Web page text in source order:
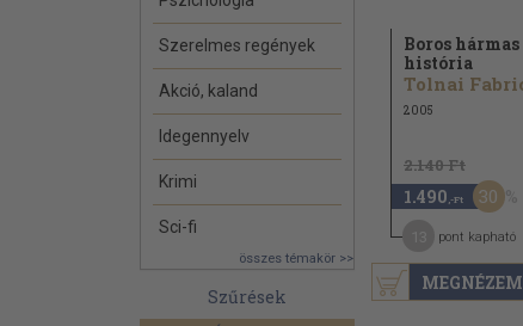
Szerelmes regények
Akció, kaland
Idegennyelv
Krimi
Sci-fi
összes témakör >>
Szűrések
MEGNÉZEM
Boros hármas
história
2005
2.140 Ft
1.490 ,-Ft 30
pont kapható